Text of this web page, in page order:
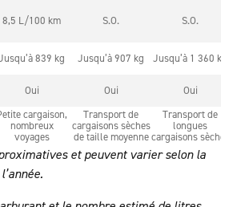
8,5 L/100 km S.O. S.O.
839 kg Jusqu’à 907 kg Jusqu’à 1 360 kg
Oui Oui Oui
cargaison,
nombreux
voyages
Transport de
cargaisons sèches
de taille moyenne
Transport de
longues
cargaisons sèches
et peuvent varier selon la